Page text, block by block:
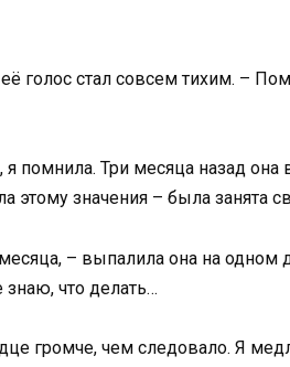
голос стал совсем тихим. –
помнила. Три месяца назад она
этому значения – была занята
– выпалила она на одном
что делать…
громче, чем следовало. Я